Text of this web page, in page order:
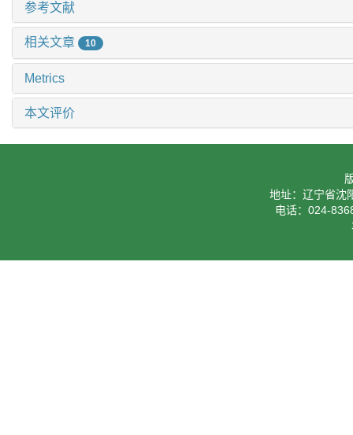
参考文献
相关文章 10
Metrics
本文评价
地址：辽宁省沈
电话：024-